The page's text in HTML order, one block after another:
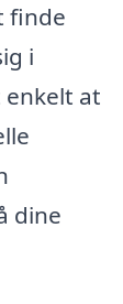
finde
i
at
dine